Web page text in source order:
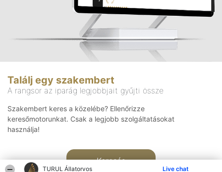
TURUL Állatorvos Live chat
Találj egy szakembert
A rangsor az iparág legjobbjait gyűjti össze
Szakembert keres a közelébe? Ellenőrizze
keresőmotorunkat. Csak a legjobb szolgáltatásokat
használja!
Keresés